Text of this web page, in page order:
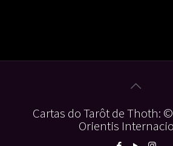
Cartas do Tarôt de Thoth:
Orientis